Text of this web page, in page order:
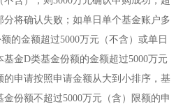
分将确认失败；如单日单个基金账户多
的金额超过5000万元（不含）或单日
金D类基金份额的金额超过5000万元
的申请按照申请金额从大到小排序，基
份额不超过5000万元（含）限额的申